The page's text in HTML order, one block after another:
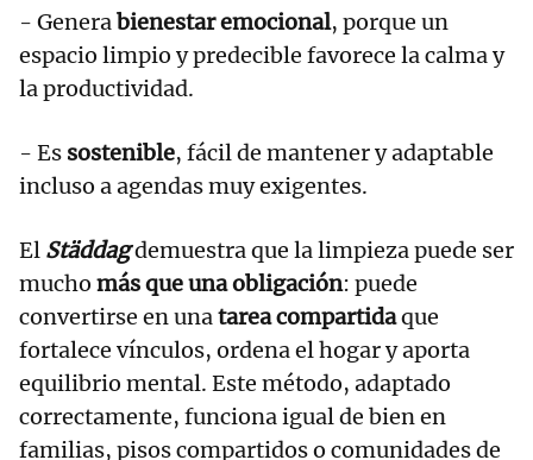
- Generabienestar emocional, porque un
espacio limpio y predecible favorece la calma y
la productividad.
- Es sostenible, fácil de mantener y adaptable
incluso a agendas muy exigentes.
El Städdagdemuestra que la limpieza puede ser
mucho más que una obligación: puede
convertirse en unatarea compartidaque
fortalece vínculos, ordena el hogar y aporta
equilibrio mental. Este método, adaptado
correctamente, funciona igual de bien en
familias, pisos compartidos o comunidades de